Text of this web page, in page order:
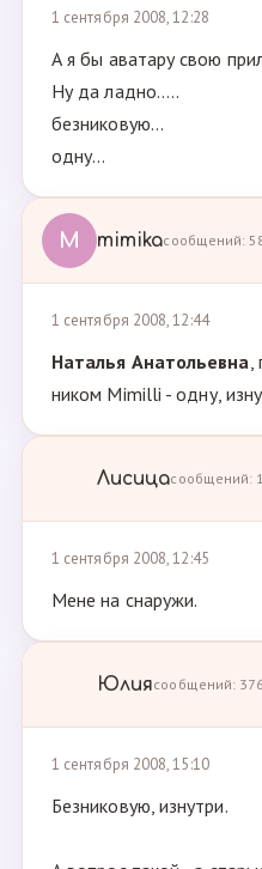
1 сентября 2008, 12:28
А я бы аватару свою
Ну да ладно.....
безниковую...
одну...
M mimikaсообщений:
1 сентября 2008, 12:44
Наталья Анатольевна,
ником Mimilli - одну,
Лисицасообщений:
1 сентября 2008, 12:45
Мене на снаружи.
Юлиясообщений:
1 сентября 2008, 15:10
Безниковую, изнутри.